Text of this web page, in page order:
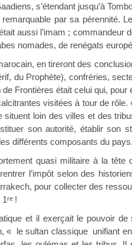
s’étendant jusqu’à
par sa pérennité.
aussi l’imam ; commandeur
nomades, de renégats
en tireront des
du Prophète), confréries,
Frontières était celui qui,
visitées à tour de
loin des villes et des
son autorité, établir son
différents composants du pays.
quasi militaire à la tête
l’impôt selon des
pour collecter des
re !
et il exerçait le pouvoir de
« le sultan classique unifiant